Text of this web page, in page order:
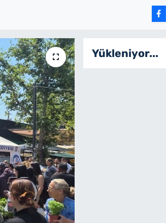
Yükleniyor...